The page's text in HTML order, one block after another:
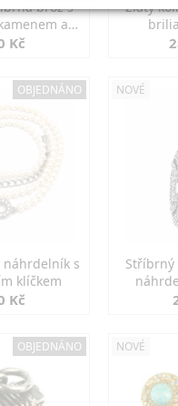
brož s
a
Kč
Zlatý
OBJEDNÁNO
náhrdelník s
klíčkem
Kč
NOVÉ
OBJEDNÁNO NOVÉ